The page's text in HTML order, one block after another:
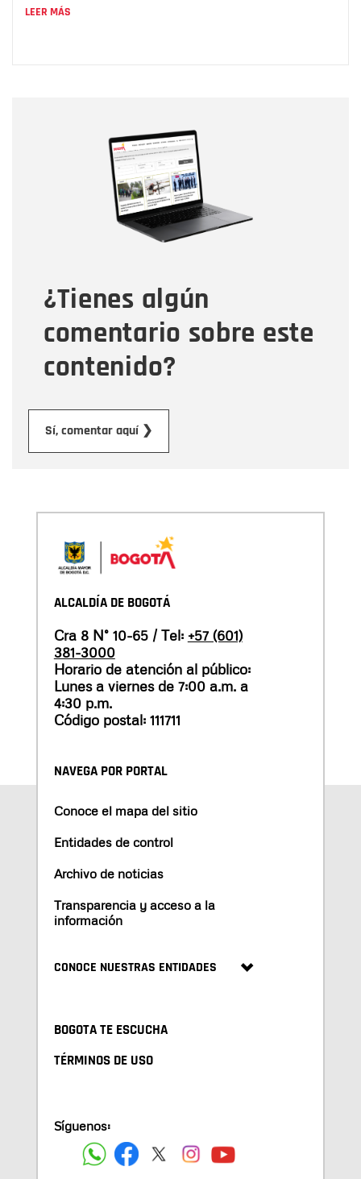
LEER MÁS
¿Tienes algún
comentario sobre este
contenido?
Sí, comentar aquí ❯
Correo electrónico
Tipo de comentario
Mensaje
ALCALDÍA DE BOGOTÁ
Cra 8 N° 10-65 / Tel: +57 (601)
381-3000
Horario de atención al público:
Lunes a viernes de 7:00 a.m. a
4:30 p.m.
Código postal: 111711
NAVEGA POR PORTAL
Conoce el mapa del sitio
Entidades de control
Archivo de noticias
Transparencia y acceso a la
información
CONOCE NUESTRAS ENTIDADES
BOGOTA TE ESCUCHA
TÉRMINOS DE USO
Síguenos: